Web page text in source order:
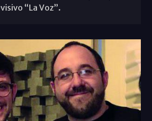
“La Voz”.